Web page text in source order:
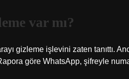
var mı?
gizleme işlevini zaten tanıttı.
göre WhatsApp, şifreyle